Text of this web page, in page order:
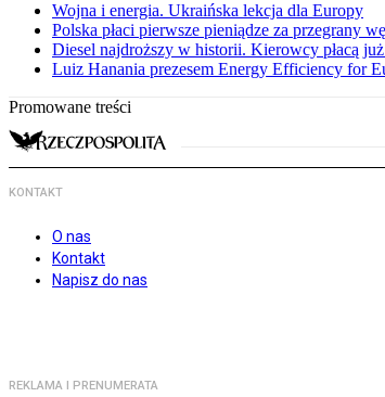
Wojna i energia. Ukraińska lekcja dla Europy
Polska płaci pierwsze pieniądze za przegrany
Diesel najdroższy w historii. Kierowcy płacą
Luiz Hanania prezesem Energy Efficiency for
Promowane treści
KONTAKT
O nas
Kontakt
Napisz do nas
REKLAMA I PRENUMERATA